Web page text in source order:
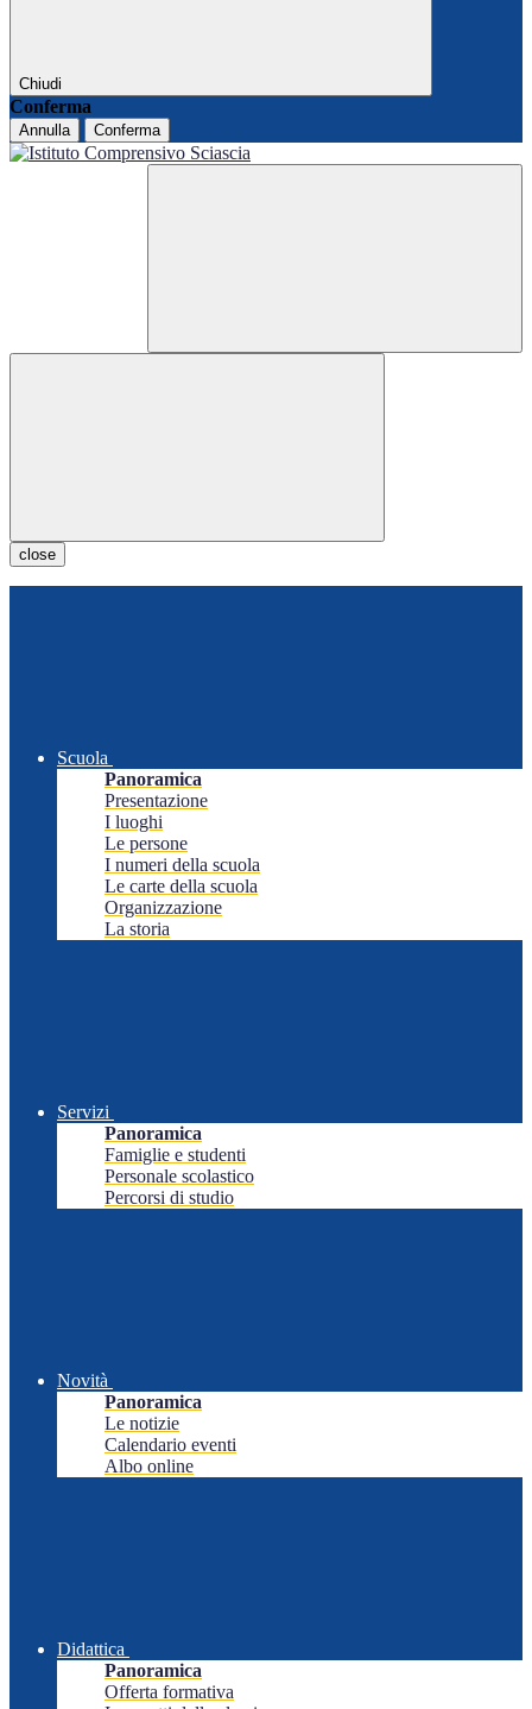
Chiudi
Conferma
Annulla Conferma
close
Scuola
Panoramica
Presentazione
I luoghi
Le persone
I numeri della scuola
Le carte della scuola
Organizzazione
La storia
Servizi
Panoramica
Famiglie e studenti
Personale scolastico
Percorsi di studio
Novità
Panoramica
Le notizie
Calendario eventi
Albo online
Didattica
Panoramica
Offerta formativa